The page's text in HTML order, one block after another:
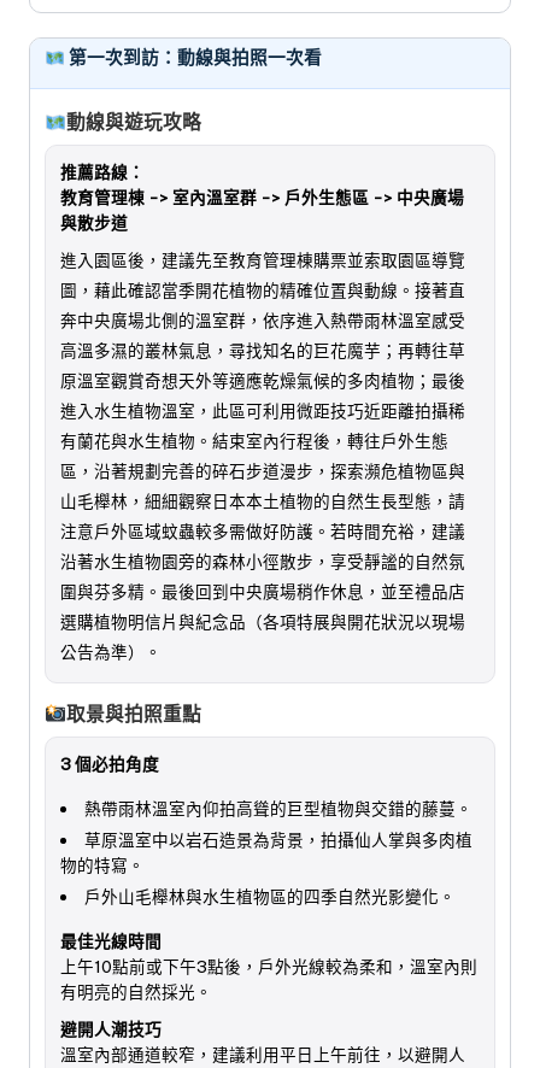
第一次到訪：動線與拍照一次看
動線與遊玩攻略
推薦路線：
教育管理棟 -> 室內溫室群 -> 戶外生態區 -> 中央廣場
與散步道
進入園區後，建議先至教育管理棟購票並索取園區導覽
圖，藉此確認當季開花植物的精確位置與動線。接著直
奔中央廣場北側的溫室群，依序進入熱帶雨林溫室感受
高溫多濕的叢林氣息，尋找知名的巨花魔芋；再轉往草
原溫室觀賞奇想天外等適應乾燥氣候的多肉植物；最後
進入水生植物溫室，此區可利用微距技巧近距離拍攝稀
有蘭花與水生植物。結束室內行程後，轉往戶外生態
區，沿著規劃完善的碎石步道漫步，探索瀕危植物區與
山毛櫸林，細細觀察日本本土植物的自然生長型態，請
注意戶外區域蚊蟲較多需做好防護。若時間充裕，建議
沿著水生植物園旁的森林小徑散步，享受靜謐的自然氛
圍與芬多精。最後回到中央廣場稍作休息，並至禮品店
選購植物明信片與紀念品（各項特展與開花狀況以現場
公告為準）。
取景與拍照重點
3 個必拍角度
熱帶雨林溫室內仰拍高聳的巨型植物與交錯的藤蔓。
草原溫室中以岩石造景為背景，拍攝仙人掌與多肉植
物的特寫。
戶外山毛櫸林與水生植物區的四季自然光影變化。
最佳光線時間
上午10點前或下午3點後，戶外光線較為柔和，溫室內則
有明亮的自然採光。
避開人潮技巧
溫室內部通道較窄，建議利用平日上午前往，以避開人